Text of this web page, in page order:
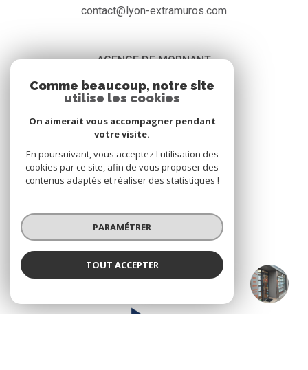
Lyon extramuros
contact@lyon-extramuros.com
AGENCE DE MORNANT
4 PLACE DE LA POSTE
69440 MORNANT
NOS RÉSEAUX
Nous suivre
ADHÉRENTS
Comme beaucoup, notre site
utilise les cookies
On aimerait vous accompagner pendant
votre visite.
En poursuivant, vous acceptez l'utilisation des
cookies par ce site, afin de vous proposer des
contenus adaptés et réaliser des statistiques !
PARAMÉTRER
TOUT ACCEPTER